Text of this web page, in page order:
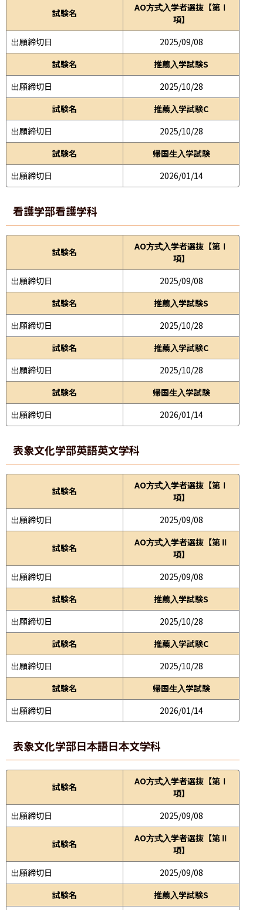
試験名
AO方式入学者選抜【第Ⅰ
項】
出願締切日
2025/09/08
試験名
推薦入学試験S
出願締切日
2025/10/28
試験名
推薦入学試験C
出願締切日
2025/10/28
試験名
帰国生入学試験
出願締切日
2026/01/14
看護学部看護学科
試験名
AO方式入学者選抜【第Ⅰ
項】
出願締切日
2025/09/08
試験名
推薦入学試験S
出願締切日
2025/10/28
試験名
推薦入学試験C
出願締切日
2025/10/28
試験名
帰国生入学試験
出願締切日
2026/01/14
表象文化学部英語英文学科
試験名
AO方式入学者選抜【第Ⅰ
項】
出願締切日
2025/09/08
試験名
AO方式入学者選抜【第Ⅱ
項】
出願締切日
2025/09/08
試験名
推薦入学試験S
出願締切日
2025/10/28
試験名
推薦入学試験C
出願締切日
2025/10/28
試験名
帰国生入学試験
出願締切日
2026/01/14
表象文化学部日本語日本文学科
試験名
AO方式入学者選抜【第Ⅰ
項】
出願締切日
2025/09/08
試験名
AO方式入学者選抜【第Ⅱ
項】
出願締切日
2025/09/08
試験名
推薦入学試験S